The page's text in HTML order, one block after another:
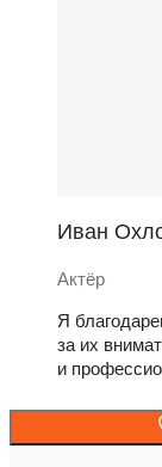
Иван
Актёр
Я
за их
и